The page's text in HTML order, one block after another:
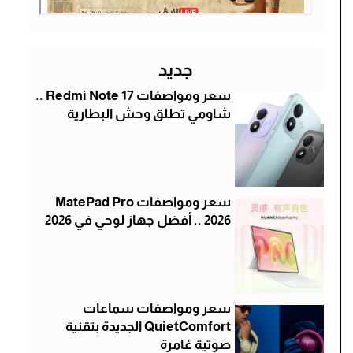
جديد
سعر ومواصفات Redmi Note 17 ..
شاومي تطلق وحش البطارية
سعر ومواصفات MatePad Pro
2026 .. أفضل جهاز لوحي في 2026
سعر ومواصفات سماعات
QuietComfort الجديدة بتقنية
صوتية غامرة